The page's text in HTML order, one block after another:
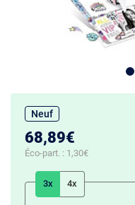
Neuf
68,89€
Éco-part. : 1,30€
3x 4x